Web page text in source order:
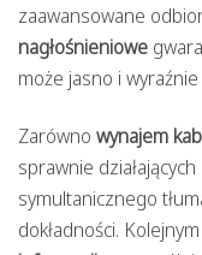
zaawansowane
nagłośnieniowe
może jasno i wyraźnie
Zarówno wynajem
sprawnie
symultanicznego
dokładności.